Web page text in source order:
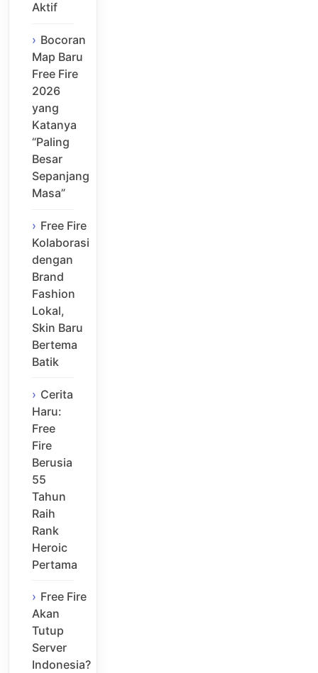
Aktif
Bocoran
Map Baru
Free Fire
2026
yang
Katanya
“Paling
Besar
Sepanjang
Masa”
Free Fire
Kolaborasi
dengan
Brand
Fashion
Lokal,
Skin Baru
Bertema
Batik
Cerita
Haru:
Free
Fire
Berusia
55
Tahun
Raih
Rank
Heroic
Pertama
Free Fire
Akan
Tutup
Server
Indonesia?